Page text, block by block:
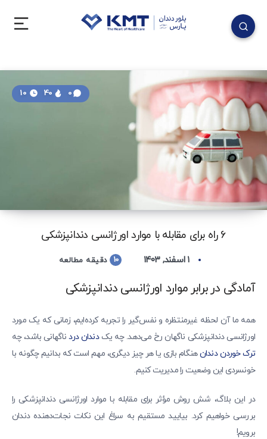
6 راه برای مقابله با موارد اورژانسی دندانپزشکی
0
40
۱ اسفند, ۱۴۰۳ 10 دقیقه مطالعه
آمادگی در برابر موارد اورژانسی دندانپزشکی
همه ما آن لحظه غیرمنتظره و نفس‌گیر را تجربه کرده‌ایم، زمانی که یک مورد
اورژانسی دندانپزشکی ناگهان رخ می‌دهد. چه یکدندان‌ دردناگهانی باشد، چه
ترک خوردن دندانهنگام بازی یا هر چیز دیگری، مهم است که بدانیم چگونه با
خونسردی این وضعیت را مدیریت کنیم.
در این بلاگ، شش روش مؤثر برای مقابله با موارد اورژانسی دندانپزشکی را
بررسی خواهیم کرد. بیایید مستقیم به سراغ این نکات نجات‌دهنده دندان
برویم!